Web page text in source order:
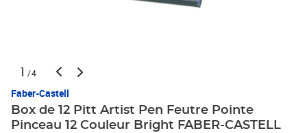
1 /4
Faber-Castell
Box de 12 Pitt Artist Pen Feutre Pointe
Pinceau 12 Couleur Bright FABER-CASTELL